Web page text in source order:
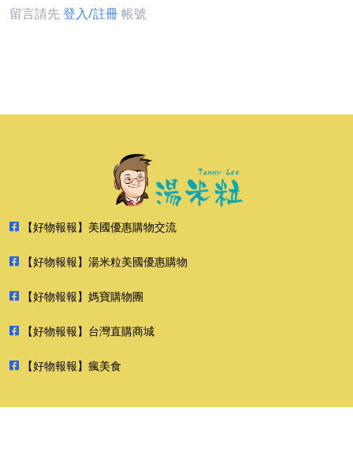
留言請先登入/註冊帳號
【好物報報】美國優惠購物交流
【好物報報】湯米粒美國優惠購物
【好物報報】媽寶購物團
【好物報報】台灣直購商城
【好物報報】瘋美食